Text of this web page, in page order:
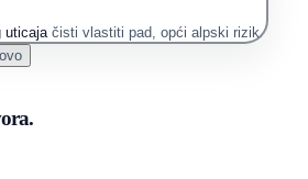
uticaja čisti vlastiti pad, opći alpski rizik